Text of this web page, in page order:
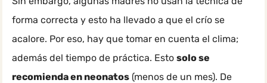
forma correcta y esto ha llevado a que el crío se
acalore. Por eso, hay que tomar en cuenta el clima;
además del tiempo de práctica. Esto solo se
recomienda en neonatos (menos de un mes). De